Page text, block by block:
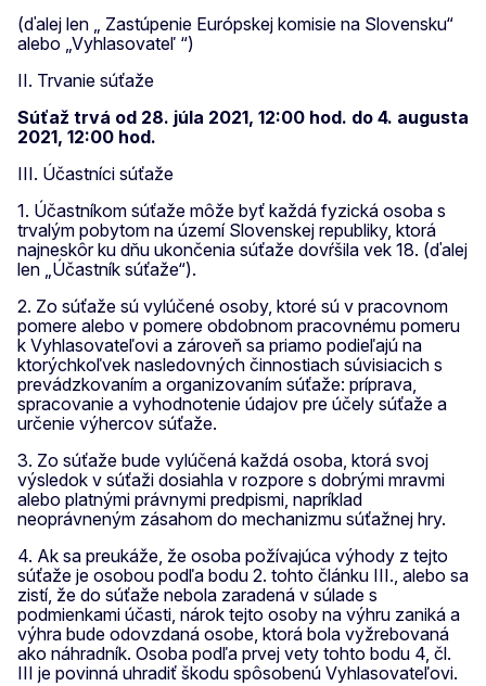
(ďalej len „ Zastúpenie Európskej komisie na Slovensku“
alebo „Vyhlasovateľ “)
II. Trvanie súťaže
Súťaž trvá od 28. júla 2021, 12:00 hod. do 4. augusta
2021, 12:00 hod.
III. Účastníci súťaže
1. Účastníkom súťaže môže byť každá fyzická osoba s
trvalým pobytom na území Slovenskej republiky, ktorá
najneskôr ku dňu ukončenia súťaže dovŕšila vek 18. (ďalej
len „Účastník súťaže“).
2. Zo súťaže sú vylúčené osoby, ktoré sú v pracovnom
pomere alebo v pomere obdobnom pracovnému pomeru
k Vyhlasovateľovi a zároveň sa priamo podieľajú na
ktorýchkoľvek nasledovných činnostiach súvisiacich s
prevádzkovaním a organizovaním súťaže: príprava,
spracovanie a vyhodnotenie údajov pre účely súťaže a
určenie výhercov súťaže.
3. Zo súťaže bude vylúčená každá osoba, ktorá svoj
výsledok v súťaži dosiahla v rozpore s dobrými mravmi
alebo platnými právnymi predpismi, napríklad
neoprávneným zásahom do mechanizmu súťažnej hry.
4. Ak sa preukáže, že osoba požívajúca výhody z tejto
súťaže je osobou podľa bodu 2. tohto článku III., alebo sa
zistí, že do súťaže nebola zaradená v súlade s
podmienkami účasti, nárok tejto osoby na výhru zaniká a
výhra bude odovzdaná osobe, ktorá bola vyžrebovaná
ako náhradník. Osoba podľa prvej vety tohto bodu 4, čl.
III je povinná uhradiť škodu spôsobenú Vyhlasovateľovi.